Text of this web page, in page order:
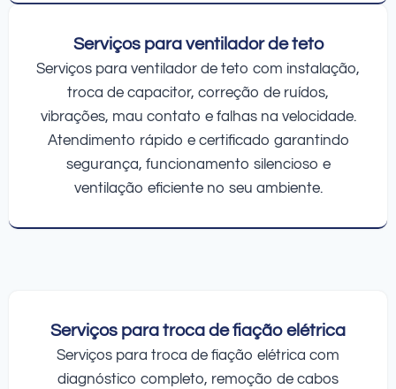
Serviços para ventilador de teto
Serviços para ventilador de teto com instalação,
troca de capacitor, correção de ruídos,
vibrações, mau contato e falhas na velocidade.
Atendimento rápido e certificado garantindo
segurança, funcionamento silencioso e
ventilação eficiente no seu ambiente.
Serviços para troca de fiação elétrica
Serviços para troca de fiação elétrica com
diagnóstico completo, remoção de cabos